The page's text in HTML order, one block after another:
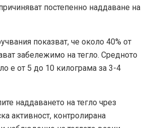
постепенно наддаване на
показват, че около 40% от
забележимо на тегло. Средното
е от 5 до 10 килограма за 3-4
наддаването на тегло чрез
активност, контролирана